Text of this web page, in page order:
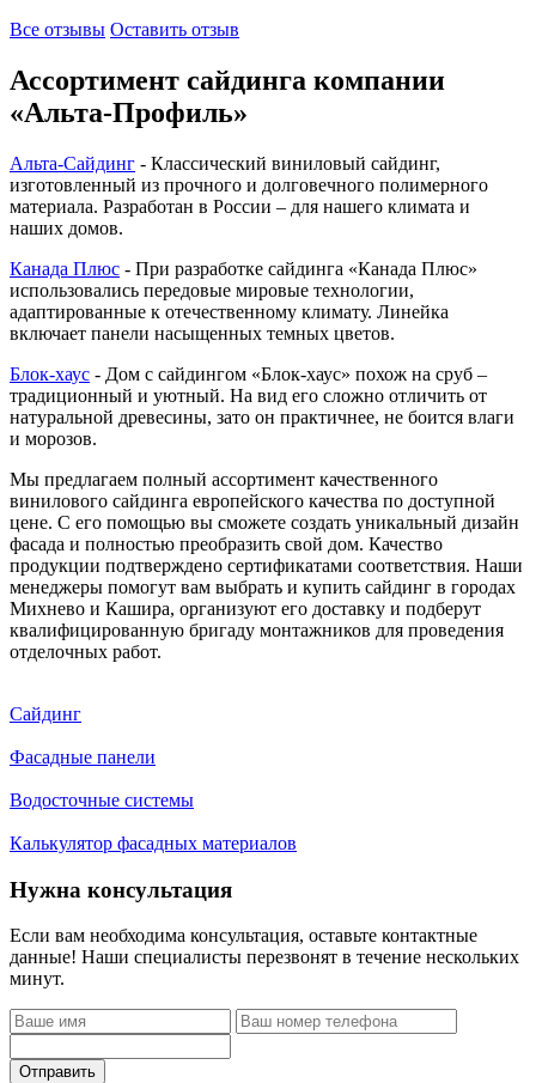
Все отзывы Оставить отзыв
Ассортимент сайдинга компании
«Альта-Профиль»
Альта-Сайдинг - Классический виниловый сайдинг,
изготовленный из прочного и долговечного полимерного
материала. Разработан в России – для нашего климата и
наших домов.
Канада Плюс - При разработке сайдинга «Канада Плюс»
использовались передовые мировые технологии,
адаптированные к отечественному климату. Линейка
включает панели насыщенных темных цветов.
Блок-хаус - Дом с сайдингом «Блок-хаус» похож на сруб –
традиционный и уютный. На вид его сложно отличить от
натуральной древесины, зато он практичнее, не боится влаги
и морозов.
Мы предлагаем полный ассортимент качественного
винилового сайдинга европейского качества по доступной
цене. С его помощью вы сможете создать уникальный дизайн
фасада и полностью преобразить свой дом. Качество
продукции подтверждено сертификатами соответствия. Наши
менеджеры помогут вам выбрать и купить сайдинг в городах
Михнево и Кашира, организуют его доставку и подберут
квалифицированную бригаду монтажников для проведения
отделочных работ.
Сайдинг
Фасадные панели
Водосточные системы
Калькулятор фасадных материалов
Нужна консультация
Если вам необходима консультация, оставьте контактные
данные! Наши специалисты перезвонят в течение нескольких
минут.
Отправить